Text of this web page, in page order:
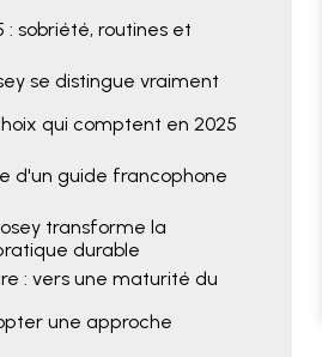
: sobriété, routines et
se distingue vraiment
qui comptent en 2025
d'un guide francophone
transforme la
durable
: vers une maturité du
une approche